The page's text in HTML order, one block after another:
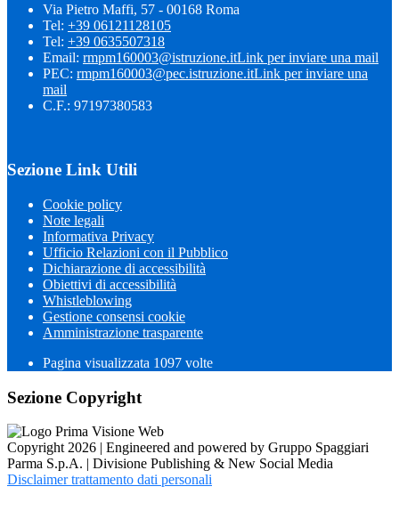
Via Pietro Maffi, 57 - 00168 Roma
Tel: +39 06121128105
Tel: +39 0635507318
Email: rmpm160003@istruzione.itLink per inviare una mail
PEC: rmpm160003@pec.istruzione.itLink per inviare una
mail
C.F.: 97197380583
Sezione Link Utili
Cookie policy
Note legali
Informativa Privacy
Ufficio Relazioni con il Pubblico
Dichiarazione di accessibilità
Obiettivi di accessibilità
Whistleblowing
Gestione consensi cookie
Amministrazione trasparente
Pagina visualizzata 1097 volte
Sezione Copyright
Copyright 2026 | Engineered and powered by Gruppo Spaggiari
Parma S.p.A. | Divisione Publishing & New Social Media
Disclaimer trattamento dati personali